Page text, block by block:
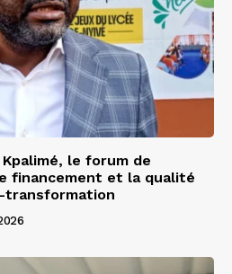
Kpalimé, le forum de
financement et la qualité
transformation